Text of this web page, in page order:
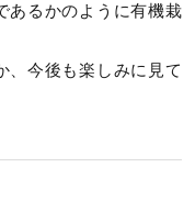
あるかのように有機栽
、今後も楽しみに見て